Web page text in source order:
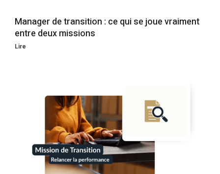
Manager de transition : ce qui se joue vraiment
entre deux missions
Lire